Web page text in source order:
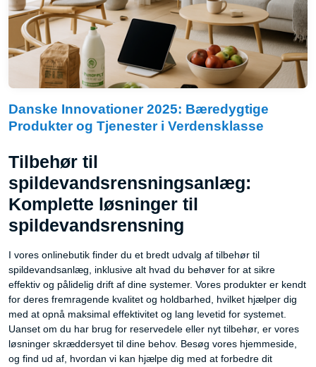
Danske Innovationer 2025: Bæredygtige
Produkter og Tjenester i Verdensklasse
Tilbehør til
spildevandsrensningsanlæg:
Komplette løsninger til
spildevandsrensning
I vores onlinebutik finder du et bredt udvalg af tilbehør til
spildevandsanlæg, inklusive alt hvad du behøver for at sikre
effektiv og pålidelig drift af dine systemer. Vores produkter er kendt
for deres fremragende kvalitet og holdbarhed, hvilket hjælper dig
med at opnå maksimal effektivitet og lang levetid for systemet.
Uanset om du har brug for reservedele eller nyt tilbehør, er vores
løsninger skræddersyet til dine behov. Besøg vores hjemmeside,
og find ud af, hvordan vi kan hjælpe dig med at forbedre dit